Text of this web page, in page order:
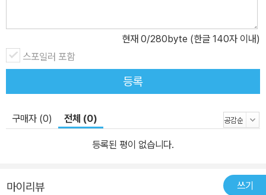
현재 0/280byte (한글 140자 이내)
스포일러 포함
등록
구매자 (0) 전체 (0)
등록된 평이 없습니다.
마이리뷰 쓰기